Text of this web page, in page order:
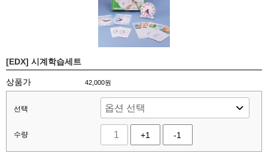
[EDX] 시계학습세트
상품가 42,000원
선택
수량 +1 -1